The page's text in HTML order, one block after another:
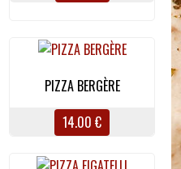
PIZZA BERGÈRE
14.00 €